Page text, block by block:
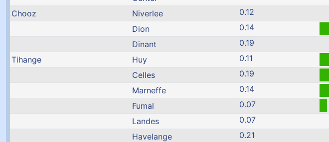
Chooz
Niverlee
0.12
Dion
0.14
Dinant
0.19
Tihange
Huy
0.11
Celles
0.19
Marneffe
0.14
Fumal
0.07
Landes
0.07
Havelange
0.21